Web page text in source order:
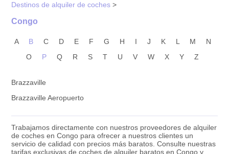
Destinos de alquiler de coches >
Congo
A B C D E F G H I J K L M
N
O
P Q R S T U V W X Y Z
Brazzaville
Brazzaville Aeropuerto
Trabajamos directamente con nuestros proveedores de alquiler
de coches en Congo para ofrecer a nuestros clientes un
servicio de calidad con precios más baratos. Consulte nuestras
tarifas exclusivas de coches de alquiler baratos en Congo y